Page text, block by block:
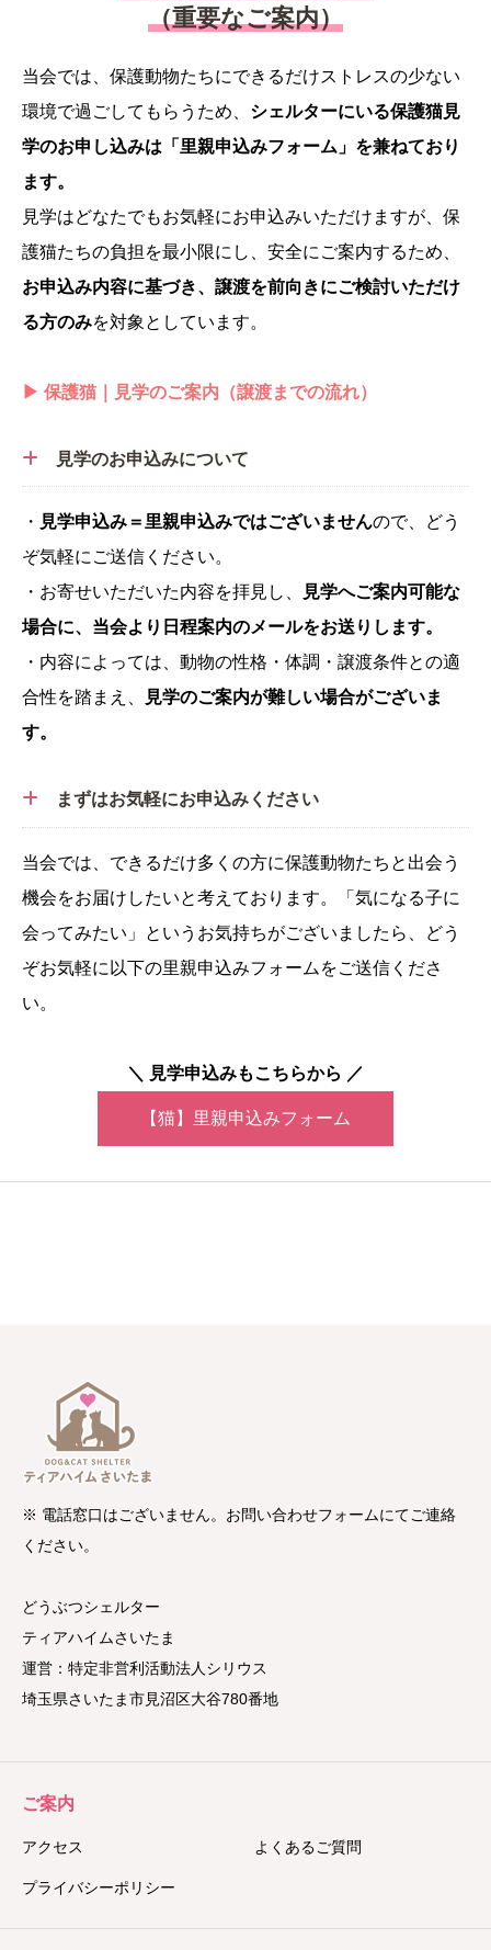
（重要なご案内）
当会では、保護動物たちにできるだけストレスの少ない
環境で過ごしてもらうため、 シェルターにいる保護猫見
学のお申し込みは「里親申込みフォーム」を兼ねており
ます。
見学はどなたでもお気軽にお申込みいただけますが、保
護猫たちの負担を最小限にし、安全にご案内するため、
お申込み内容に基づき、 譲渡を前向きにご検討いただけ
る方のみを対象としています。
▶︎ 保護猫｜見学のご案内（譲渡までの流れ）
見学のお申込みについて
・ 見学申込み＝里親申込みではございませんので、どう
ぞ気軽にご送信ください。
・お寄せいただいた内容を拝見し、
見学へご案内可能な
場合に、当会より日程案内のメールをお送りします。
・内容によっては、動物の性格・体調・譲渡条件との適
合性を踏まえ、
見学のご案内が難しい場合がございま
す。
まずはお気軽にお申込みください
当会では、できるだけ多くの方に保護動物たちと出会う
機会をお届けしたいと考えております。「気になる子に
会ってみたい」というお気持ちがございましたら、どう
ぞお気軽に以下の里親申込みフォームをご送信くださ
い。
＼ 見学申込みもこちらから ／
【猫】里親申込みフォーム
※ 電話窓口はございません。お問い合わせフォームにてご連絡
ください。
どうぶつシェルター
ティアハイムさいたま
運営：特定非営利活動法人シリウス
埼玉県さいたま市見沼区大谷780番地
ご案内
アクセス よくあるご質問
プライバシーポリシー